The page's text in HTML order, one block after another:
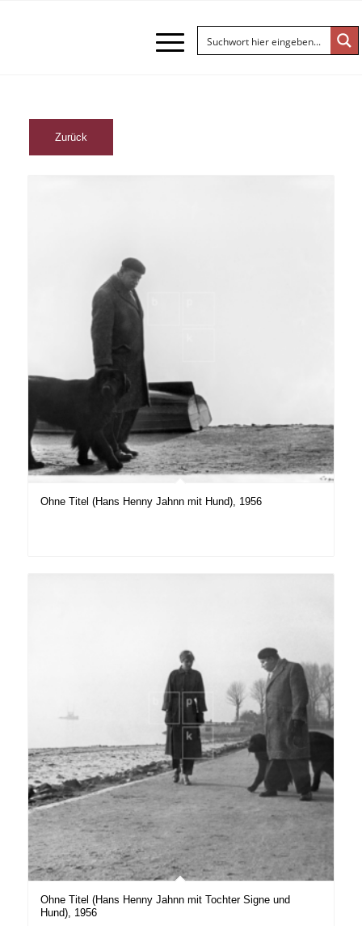
Ohne Titel (Hans Henny Jahnn mit Hund), 1956
Ohne Titel (Hans Henny Jahnn mit Tochter Signe und
Hund), 1956